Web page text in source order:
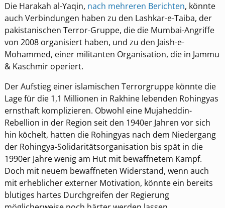
Die Harakah al-Yaqin, nach mehreren Berichten, könnte
auch Verbindungen haben zu den Lashkar-e-Taiba, der
pakistanischen Terror-Gruppe, die die Mumbai-Angriffe
von 2008 organisiert haben, und zu den Jaish-e-
Mohammed, einer militanten Organisation, die in Jammu
& Kaschmir operiert.
Der Aufstieg einer islamischen Terrorgruppe könnte die
Lage für die 1,1 Millionen in Rakhine lebenden Rohingyas
ernsthaft komplizieren. Obwohl eine Mujaheddin-
Rebellion in der Region seit den 1940er Jahren vor sich
hin köchelt, hatten die Rohingyas nach dem Niedergang
der Rohingya-Solidaritätsorganisation bis spät in die
1990er Jahre wenig am Hut mit bewaffnetem Kampf.
Doch mit neuem bewaffneten Widerstand, wenn auch
mit erheblicher externer Motivation, könnte ein bereits
blutiges hartes Durchgreifen der Regierung